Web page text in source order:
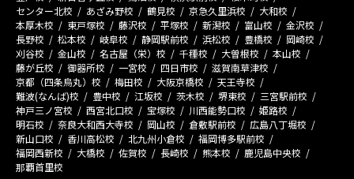
センター北校
あざみ野校 鶴見校 京急久里浜校
大和校
本厚木校
東戸塚校 藤沢校 平塚校 新潟校 富山校
金沢校
長野校
松本校 岐阜校 静岡駅前校 浜松校 豊橋校
岡崎校
刈谷校
金山校 名古屋（栄）校 千種校 大曽根校
本山校
藤が丘校
御器所校 一宮校 四日市校
滋賀南草津校
京都（四条烏丸）校
梅田校 大阪京橋校
天王寺校
難波(なんば)校
豊中校 江坂校 茨木校 堺東校
三宮駅前校
神戸三ノ宮校
西宮北口校 宝塚校 川西能勢口校
姫路校
明石校
奈良大和西大寺校 岡山校 倉敷駅前校
広島八丁堀校
新山口校
香川高松校 北九州小倉校
福岡博多駅前校
福岡西新校
大橋校 佐賀校 長崎校 熊本校
鹿児島中央校
那覇首里校